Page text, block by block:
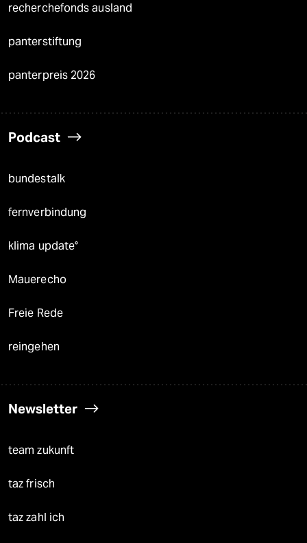
recherchefonds ausland
panterstiftung
panterpreis 2026
Podcast
bundestalk
fernverbindung
klima update°
Mauerecho
Freie Rede
reingehen
Newsletter
team zukunft
taz frisch
taz zahl ich